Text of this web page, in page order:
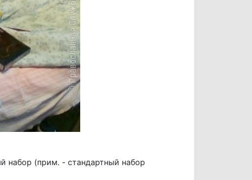
набор (прим. - стандартный набор